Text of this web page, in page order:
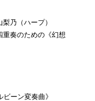
乃（ハープ）
奏のための《幻想
ーン変奏曲》